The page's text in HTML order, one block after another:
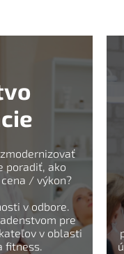
poradiť, ako
/ výkon?
v odbore.
pre
v oblasti
fitness.